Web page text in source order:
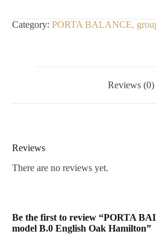
Category: PORTA BALANCE,
Reviews (0)
Reviews
There are no reviews yet.
Be the first to review “PORTA
model B.0 English Oak Hamilton”